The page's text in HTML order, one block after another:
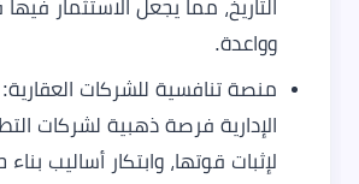
التاريخ، مما يجعل الاستثمار
وواعدة.
منصة تنافسية للشركات
الإدارية فرصة ذهبية لشركات
لإثبات قوتها، وابتكار أساليب